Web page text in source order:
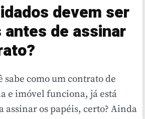
devem ser
de assinar
sabe como um contrato de
e imóvel funciona, já está
assinar os papéis, certo? Ainda